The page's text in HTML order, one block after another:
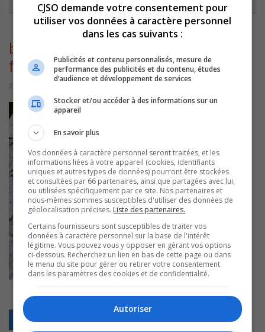
b43e7e20-f6d2-4241-9b98-
f51daf45fd1c
24 mai 2026 | Par Myriam Arpin
Retour
CJSO demande votre consentement pour
utiliser vos données à caractère personnel
dans les cas suivants :
Publicités et contenu personnalisés, mesure de
performance des publicités et du contenu, études
d’audience et développement de services
Stocker et/ou accéder à des informations sur un
appareil
En savoir plus
Vos données à caractère personnel seront traitées, et les
informations liées à votre appareil (cookies, identifiants
uniques et autres types de données) pourront être stockées
et consultées par 66 partenaires, ainsi que partagées avec lui,
ou utilisées spécifiquement par ce site. Nos partenaires et
nous-mêmes sommes susceptibles d'utiliser des données de
géolocalisation précises. Liste des partenaires.
Certains fournisseurs sont susceptibles de traiter vos
données à caractère personnel sur la base de l'intérêt
légitime. Vous pouvez vous y opposer en gérant vos options
ci-dessous. Recherchez un lien en bas de cette page ou dans
le menu du site pour gérer ou retirer votre consentement
dans les paramètres des cookies et de confidentialité.
Autoriser